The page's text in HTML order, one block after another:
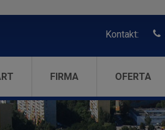
Kontakt:
FIRMA OFERTA